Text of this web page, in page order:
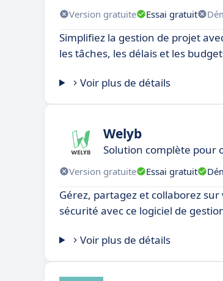
Version gratuite Essai gratuit
Simplifiez la gestion de projet
les tâches, les délais et les
Voir plus de détails
Welyb
Solution complète pour
Version gratuite Essai gratuit
Gérez, partagez et collaborez
sécurité avec ce logiciel de
Voir plus de détails